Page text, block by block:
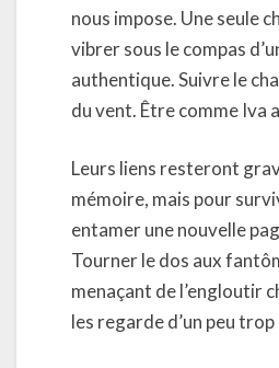
nous impose. Une seule
vibrer sous le compas
authentique. Suivre le
du vent. Être comme Iva
Leurs liens resteront
mémoire, mais pour
entamer une nouvelle
Tourner le dos aux
menaçant de l’engloutir
les regarde d’un peu trop